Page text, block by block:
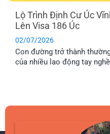
Lộ Trình Định Cư Úc
Lên Visa 186 Úc
02/07/2026
Con đường trở thành
của nhiều lao động tay